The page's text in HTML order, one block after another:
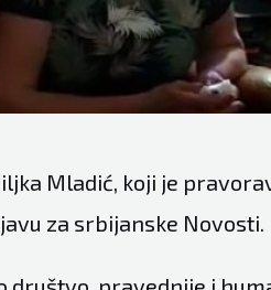
Mladić, koji je
za srbijanske Novosti.